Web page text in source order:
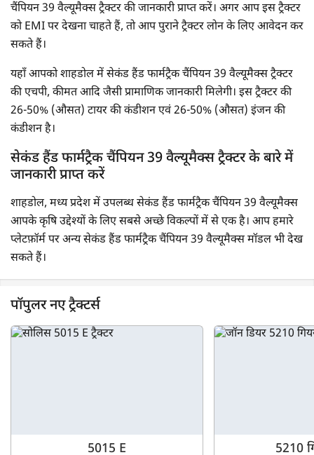
चैंपियन 39 वैल्यूमैक्स ट्रैक्टर की जानकारी प्राप्त करें। अगर आप इस ट्रैक्टर
को EMI पर देखना चाहते हैं, तो आप पुराने ट्रैक्टर लोन के लिए आवेदन कर
सकते हैं।
यहाँ आपको शाहडोल में सेकंड हैंड फार्मट्रैक चैंपियन 39 वैल्यूमैक्स ट्रैक्टर
की एचपी, कीमत आदि जैसी प्रामाणिक जानकारी मिलेगी। इस ट्रैक्टर की
26-50% (औसत) टायर की कंडीशन एवं 26-50% (औसत) इंजन की
कंडीशन है।
सेकंड हैंड फार्मट्रैक चैंपियन 39 वैल्यूमैक्स ट्रैक्टर के बारे में
जानकारी प्राप्त करें
शाहडोल, मध्य प्रदेश में उपलब्ध सेकंड हैंड फार्मट्रैक चैंपियन 39 वैल्यूमैक्स
आपके कृषि उद्देश्यों के लिए सबसे अच्छे विकल्पों में से एक है। आप हमारे
प्लेटफ़ॉर्म पर अन्य सेकंड हैंड फार्मट्रैक चैंपियन 39 वैल्यूमैक्स मॉडल भी देख
सकते हैं।
पॉपुलर नए ट्रैक्टर्स
5015 E 5210